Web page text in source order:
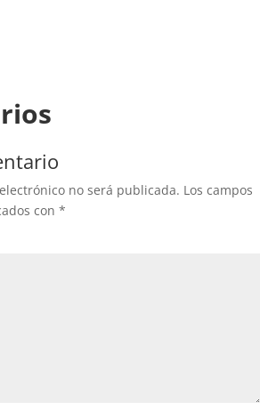
no será publicada. Los campos
con *